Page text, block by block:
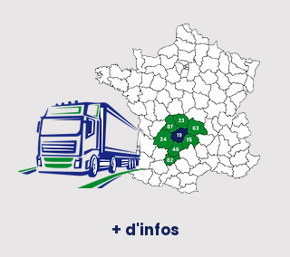
+ d'infos